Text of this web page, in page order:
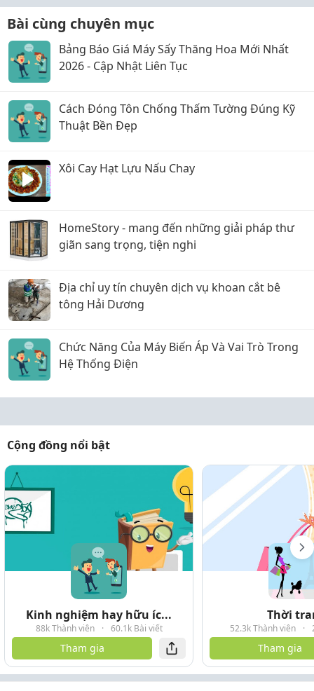
Bài cùng chuyên mục
Bảng Báo Giá Máy Sấy Thăng Hoa Mới Nhất
2026 - Cập Nhật Liên Tục
Cách Đóng Tôn Chống Thấm Tường Đúng Kỹ
Thuật Bền Đẹp
Xôi Cay Hạt Lựu Nấu Chay
HomeStory - mang đến những giải pháp thư
giãn sang trọng, tiện nghi
Địa chỉ uy tín chuyên dịch vụ khoan cắt bê
tông Hải Dương
Chức Năng Của Máy Biến Áp Và Vai Trò Trong
Hệ Thống Điện
Cộng đồng nổi bật
Kinh nghiệm hay hữu íc...
88k Thành viên · 60.1k Bài viết
Tham gia
Thời
52.3k Thành viên ·
Tham gia